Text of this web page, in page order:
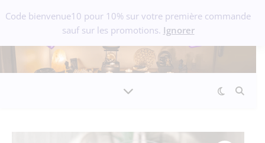
Code bienvenue10 pour 10% sur votre première commande
sauf sur les promotions. Ignorer